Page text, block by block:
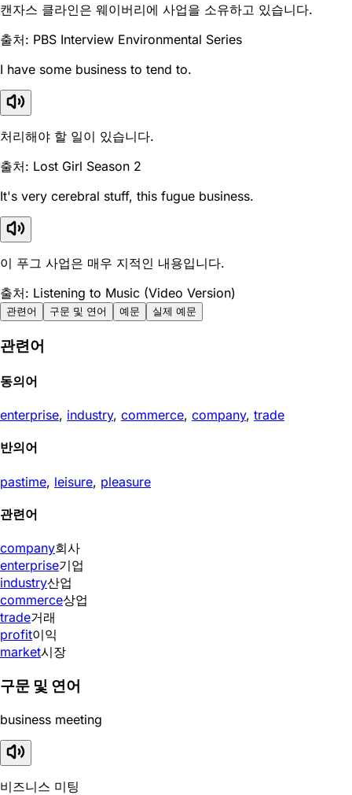
캔자스 클라인은 웨이버리에 사업을 소유하고 있습니다.
출처: PBS Interview Environmental Series
I have some business to tend to.
처리해야 할 일이 있습니다.
출처: Lost Girl Season 2
It's very cerebral stuff, this fugue business.
이 푸그 사업은 매우 지적인 내용입니다.
출처: Listening to Music (Video Version)
관련어 구문 및 연어 예문 실제 예문
관련어
동의어
enterprise, industry, commerce, company, trade
반의어
pastime, leisure, pleasure
관련어
company회사
enterprise기업
industry산업
commerce상업
trade거래
profit이익
market시장
구문 및 연어
business meeting
비즈니스 미팅